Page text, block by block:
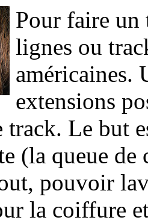
Pour faire un
lignes ou
américaines.
extensions
track. Le but
(la queue
pouvoir
la coiffure